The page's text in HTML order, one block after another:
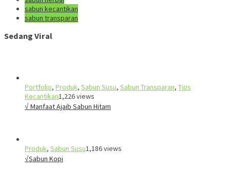
sabun kecantikan
sabun transparan
Sedang Viral
Portfolio, Produk, Sabun Susu, Sabun Transparan, Tips
Kecantikan1,226 views
√ Manfaat Ajaib Sabun Hitam
Produk, Sabun Susu1,186 views
√Sabun Kopi